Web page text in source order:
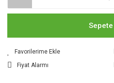
Sepete
Fiyat Alarmı